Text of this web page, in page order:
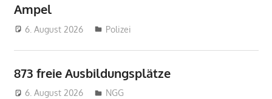
Ampel
6. August 2026 treffpunkt
Polizei
873 freie Ausbildungsplätze
6. August 2026 treffpunkt
NGG